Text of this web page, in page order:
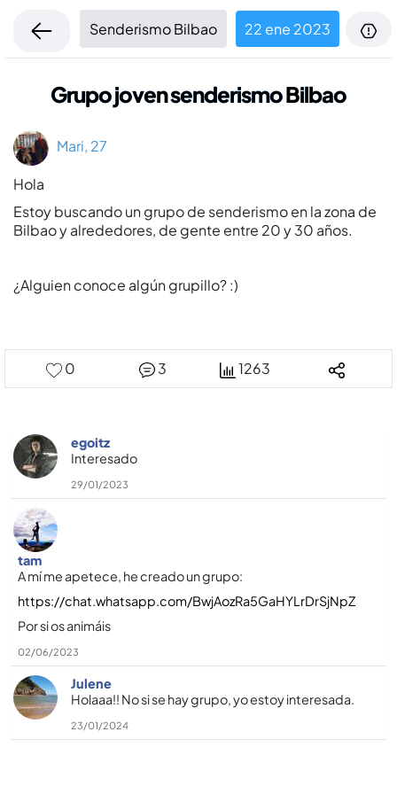
Senderismo Bilbao 22 ene 2023
Grupo joven senderismo Bilbao
Mari, 27
Hola
Estoy buscando un grupo de senderismo en la zona de
Bilbao y alrededores, de gente entre 20 y 30 años.
¿Alguien conoce algún grupillo? :)
0 3 1263
egoitz
Interesado
29/01/2023
tam
A mí­ me apetece, he creado un grupo:
https://chat.whatsapp.com/BwjAozRa5GaHYLrDrSjNpZ
Por si os animáis
02/06/2023
Julene
Holaaa!! No si se hay grupo, yo estoy interesada.
23/01/2024